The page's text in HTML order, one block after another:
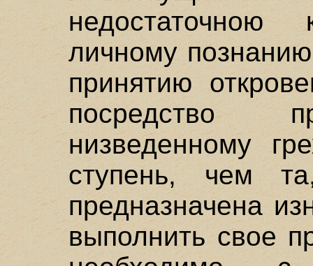
недостаточною
личному
принятию
посредство
низведенному
ступень, чем
предназначена
выполнить свое